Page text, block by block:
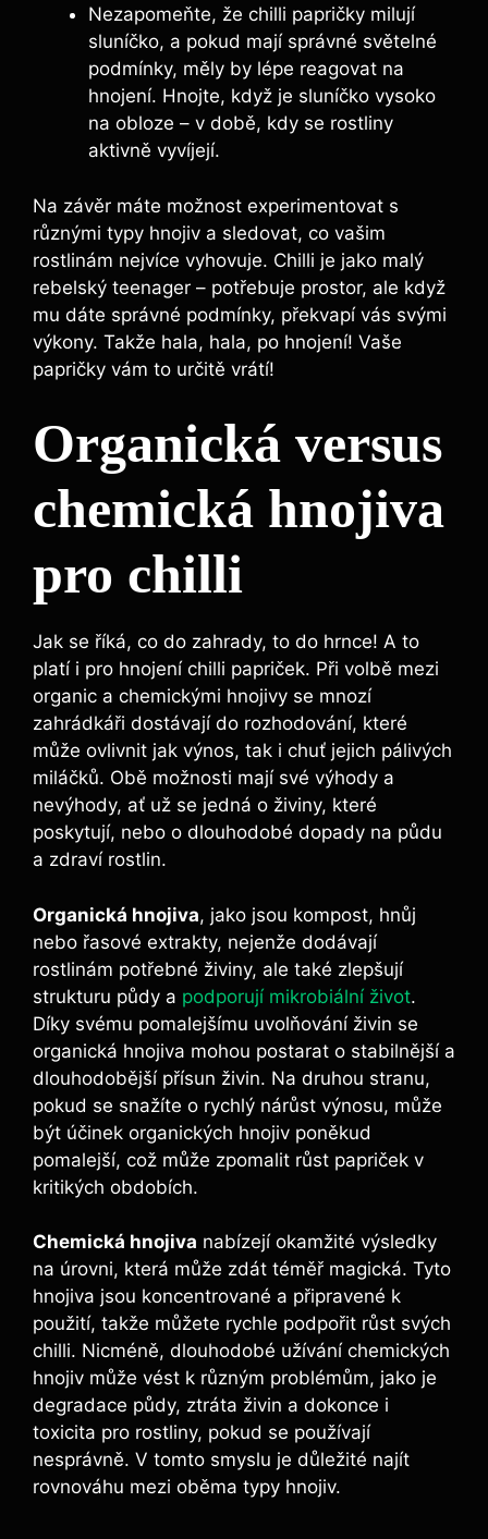
Nezapomeňte, že‌ chilli⁣ papričky ‍milují
sluníčko, a pokud mají správné světelné
podmínky, měly by lépe reagovat na​
hnojení. Hnojte, když je sluníčko vysoko
na obloze‍ – v době, kdy se rostliny
‌aktivně ⁤vyvíjejí.
Na závěr máte možnost experimentovat​ s
⁤různými typy⁤ hnojiv a sledovat, co vašim
rostlinám⁤ nejvíce vyhovuje. Chilli je jako ‌malý
rebelský ⁤teenager – potřebuje prostor, ale když
mu dáte správné podmínky, překvapí vás svými
výkony. Takže hala, hala,​ po ​hnojení! Vaše
papričky vám to určitě vrátí!
Organická versus
chemická ​hnojiva
​pro chilli
Jak se říká, co do zahrady, to do‌ hrnce! A to
platí⁢ i pro hnojení chilli papriček. Při ​volbě mezi
⁢organic a ⁤chemickými ⁣hnojivy​ se ‍mnozí
zahrádkáři dostávají⁣ do rozhodování, ‍které
může ovlivnit⁣ jak výnos, tak i chuť⁢ jejich pálivých
miláčků.‌ Obě možnosti mají své výhody a ​
nevýhody, ať už se ⁤jedná o ⁢živiny, které
‍poskytují, nebo o dlouhodobé dopady na půdu
a zdraví rostlin.
Organická hnojiva, jako jsou ​kompost, hnůj
nebo ‌řasové extrakty, ‍nejenže dodávají
⁤rostlinám potřebné živiny, ale také zlepšují
⁢strukturu půdy a podporují mikrobiální život.
Díky svému pomalejšímu uvolňování živin se
organická hnojiva⁢ mohou postarat o stabilnější a
dlouhodobější přísun⁤ živin.⁢ Na ‌druhou stranu,
‍pokud se snažíte o rychlý nárůst ‍výnosu, může
být účinek organických hnojiv poněkud
pomalejší, což ‍může zpomalit ‌růst papriček v
kritikých ⁤obdobích.
Chemická hnojiva nabízejí okamžité výsledky
na úrovni, ⁣která může zdát téměř‌ magická. Tyto
hnojiva jsou koncentrované a připravené k
použití, takže můžete rychle podpořit růst svých
chilli. Nicméně, dlouhodobé užívání chemických
hnojiv může vést⁢ k různým problémům,⁤ jako je
‍degradace půdy, ztráta živin a dokonce i
toxicita‌ pro rostliny, pokud⁣ se používají
nesprávně. V tomto ⁣smyslu ​je důležité​ najít
rovnováhu mezi oběma typy hnojiv.